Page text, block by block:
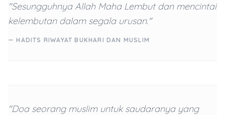
"Sesungguhnya Allah Maha Lembut dan mencintai
kelembutan dalam segala urusan."
— HADITS RIWAYAT BUKHARI DAN MUSLIM
"Doa seorang muslim untuk saudaranya yang